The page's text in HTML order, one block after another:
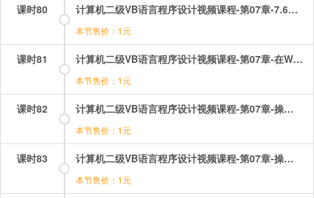
课时80 计算机二级VB语言程序设计视频课程-第07章-7.6多重循环.mp4
本节售价：1元
课时81 计算机二级VB语言程序设计视频课程-第07章-在WORD版本无显示.mp4
本节售价：1元
课时82 计算机二级VB语言程序设计视频课程-第07章-操作：循环结构之do循环.mp4
本节售价：1元
课时83 计算机二级VB语言程序设计视频课程-第07章-操作：循环结构之for循环控制结构.mp4
本节售价：1元